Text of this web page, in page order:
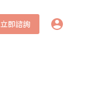
立即諮詢